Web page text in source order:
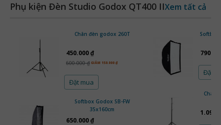
Phụ kiện Đèn Studio Godox QT400 IIXem tất cả
Chân đèn godox 260T
450.000 ₫
600.000 ₫ GIẢM 150.000 ₫
Đặt mua
Softbox Godox SB-FW
35x160cm
650.000 ₫
Softbox
Đặt
Chân